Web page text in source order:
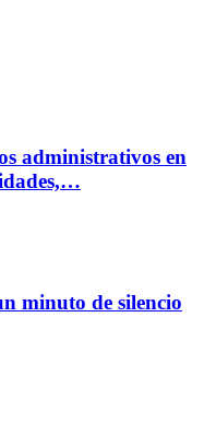
administrativos en
minuto de silencio